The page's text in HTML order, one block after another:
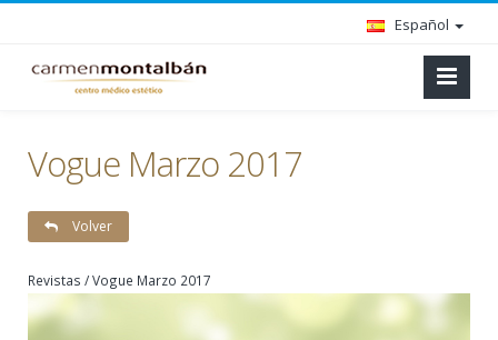
Español
Vogue Marzo 2017
Volver
Revistas / Vogue Marzo 2017